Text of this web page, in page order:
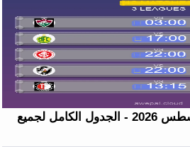
مباريات الغد الأحد 09 أغسطس 2026 - الجدول الكامل لجميع